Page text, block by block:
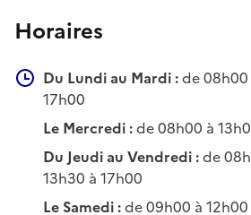
Horaires
Du Lundi au Mardi :de 08h00
17h00
Le Mercredi :de 08h00 à
Du Jeudi au Vendredi :de
13h30 à 17h00
Le Samedi :de 09h00 à 12h00